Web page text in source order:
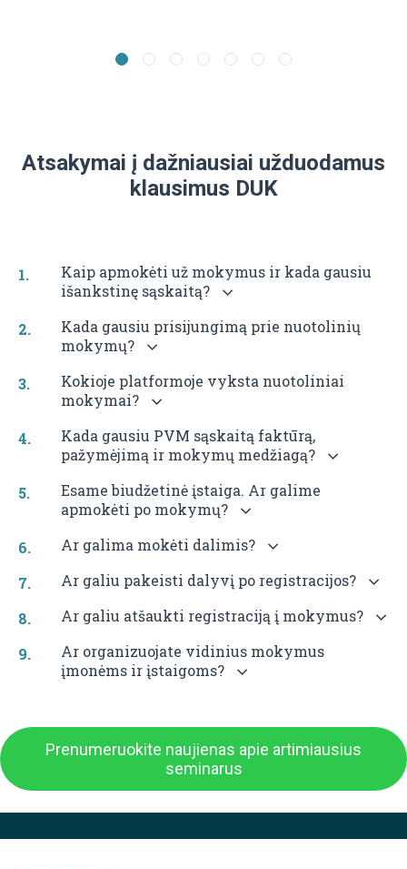
Atsakymai į dažniausiai užduodamus
klausimus DUK
Kaip apmokėti už mokymus ir kada gausiu
išankstinę sąskaitą?
Kada gausiu prisijungimą prie nuotolinių
mokymų?
Kokioje platformoje vyksta nuotoliniai
mokymai?
Kada gausiu PVM sąskaitą faktūrą,
pažymėjimą ir mokymų medžiagą?
Esame biudžetinė įstaiga. Ar galime
apmokėti po mokymų?
Ar galima mokėti dalimis?
Ar galiu pakeisti dalyvį po registracijos?
Ar galiu atšaukti registraciją į mokymus?
Ar organizuojate vidinius mokymus
įmonėms ir įstaigoms?
Prenumeruokite naujienas apie artimiausius
seminarus